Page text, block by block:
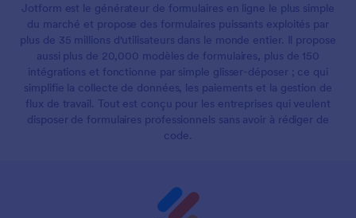
Jotform est le générateur de formulaires en ligne le plus simple
du marché et propose des formulaires puissants exploités par
plus de 35 millions d'utilisateurs dans le monde entier. Il propose
aussi plus de 20,000 modèles de formulaires, plus de 150
intégrations et fonctionne par simple glisser-déposer ; ce qui
simplifie la collecte de données, les paiements et la gestion de
flux de travail. Tout est conçu pour les entreprises qui veulent
disposer de formulaires professionnels sans avoir à rédiger de
code.